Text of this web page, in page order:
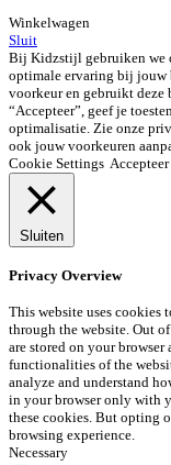
Winkelwagen
Sluit
Bij Kidzstijl gebruiken we
optimale ervaring bij jouw
voorkeur en gebruikt deze
“Accepteer”, geef je
optimalisatie. Zie onze
ook jouw voorkeuren
Cookie Settings Accepteer
Sluiten
Privacy Overview
This website uses cookies
through the website. Out
are stored on your
functionalities of the
analyze and understand
in your browser only with
these cookies. But opting
browsing experience.
Necessary